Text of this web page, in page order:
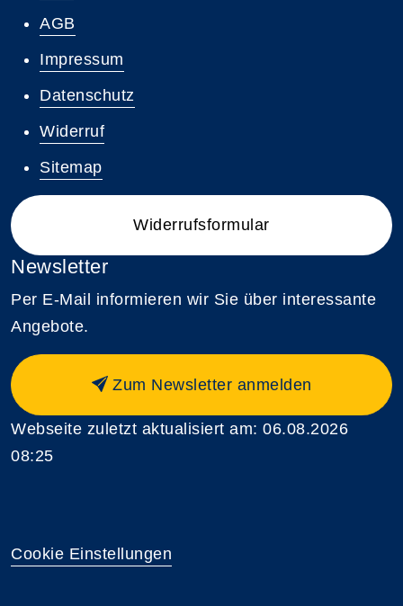
AGB
Impressum
Datenschutz
Widerruf
Sitemap
Widerrufsformular
Newsletter
Per E-Mail informieren wir Sie über interessante
Angebote.
Zum Newsletter anmelden
Webseite zuletzt aktualisiert am: 06.08.2026
08:25
Cookie Einstellungen